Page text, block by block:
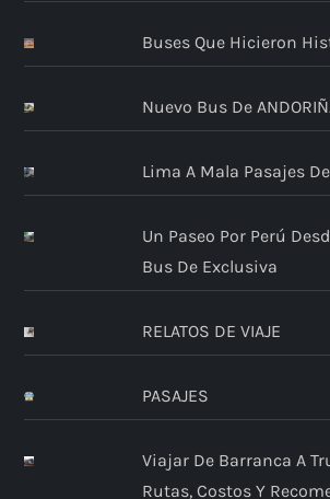
Buses Que Hicieron
Nuevo Bus De
Lima A Mala Pasajes
Un Paseo Por Perú
Bus De Exclusiva
RELATOS DE VIAJE
PASAJES
Viajar De Barranca A
Rutas, Costos Y